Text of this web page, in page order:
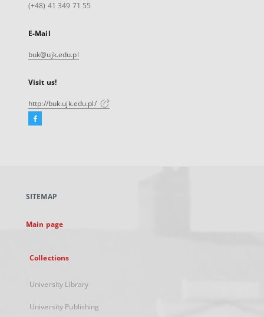
(+48) 41 349 71 55
E-Mail
buk@ujk.edu.pl
Visit us!
http://buk.ujk.edu.pl/
Facebook
new
SITEMAP
Main page
Collections
University Library
University Publishing